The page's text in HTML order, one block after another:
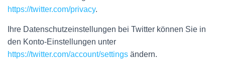
https://twitter.com/privacy.
Ihre Datenschutzeinstellungen bei Twitter können Sie in
den Konto-Einstellungen unter
https://twitter.com/account/settings ändern.